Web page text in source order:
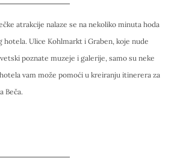
atrakcije nalaze se na nekoliko minuta hoda
hotela. Ulice Kohlmarkt i Graben, koje nude
poznate muzeje i galerije, samo su neke
vam može pomoći u kreiranju itinerera za
Beča.